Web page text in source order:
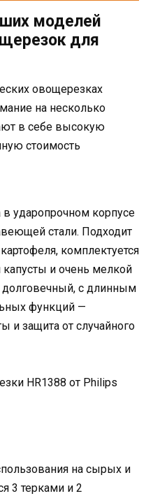
моделей
для
овощерезках
на несколько
в себе высокую
стоимость
ударопрочном корпусе
стали. Подходит
комплектуется
и очень мелкой
долговечный, с длинным
функций —
и защита от случайного
HR1388 от Philips
на сырых и
3 терками и 2